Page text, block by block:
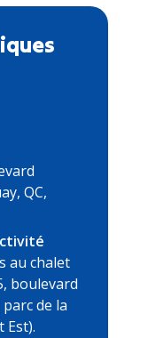
QC,
au chalet
boulevard
de la
Est).